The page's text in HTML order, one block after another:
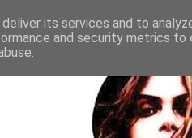
its services and to
and security metrics